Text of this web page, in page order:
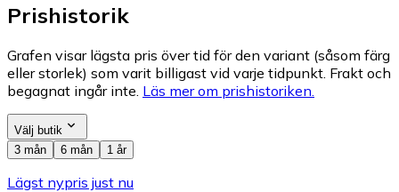
Prishistorik
Grafen visar lägsta pris över tid för den variant (såsom färg
eller storlek) som varit billigast vid varje tidpunkt. Frakt och
begagnat ingår inte. Läs mer om prishistoriken.
Välj butik
3 mån
6 mån 1 år
Lägst nypris just nu